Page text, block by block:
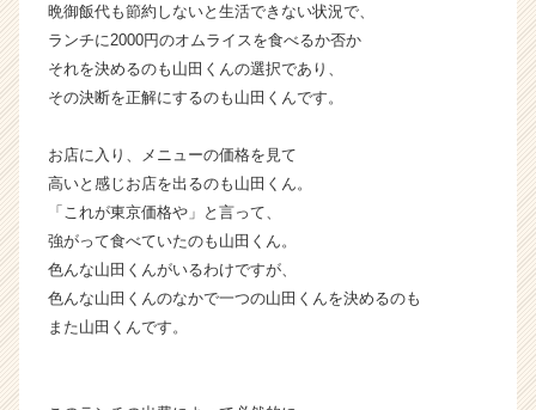
晩御飯代も節約しないと生活できない状況で、
ランチに2000円のオムライスを食べるか否か
それを決めるのも山田くんの選択であり、
その決断を正解にするのも山田くんです。
お店に入り、メニューの価格を見て
高いと感じお店を出るのも山田くん。
「これが東京価格や」と言って、
強がって食べていたのも山田くん。
色んな山田くんがいるわけですが、
色んな山田くんのなかで一つの山田くんを決めるのも
また山田くんです。